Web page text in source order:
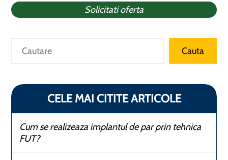
Solicitati oferta
Caută Cauta
CELE MAI CITITE ARTICOLE
Cum se realizeaza implantul de par prin tehnica
FUT?